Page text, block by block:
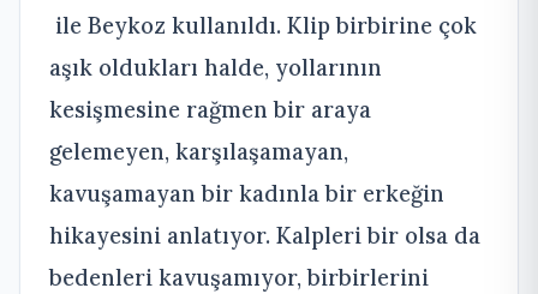
ile Beykoz kullanıldı. Klip birbirine çok
aşık oldukları halde, yollarının
kesişmesine rağmen bir araya
gelemeyen, karşılaşamayan,
kavuşamayan bir kadınla bir erkeğin
hikayesini anlatıyor. Kalpleri bir olsa da
bedenleri kavuşamıyor, birbirlerini